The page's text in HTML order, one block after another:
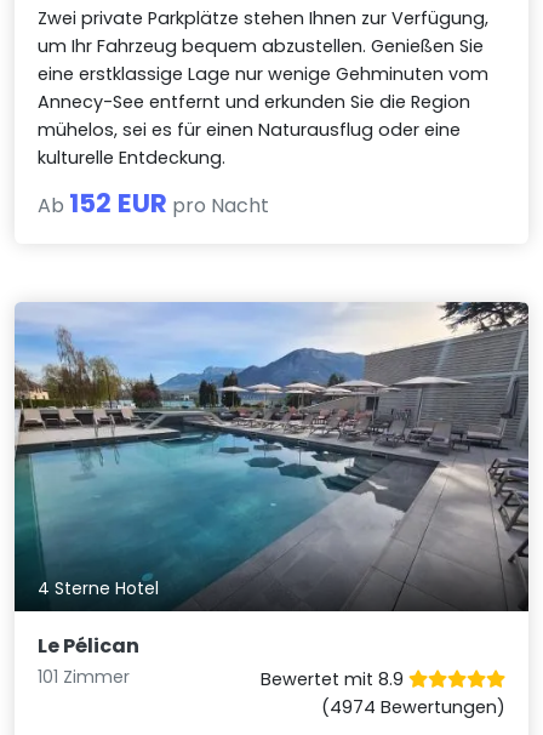
Zwei private Parkplätze stehen Ihnen zur Verfügung,
um Ihr Fahrzeug bequem abzustellen. Genießen Sie
eine erstklassige Lage nur wenige Gehminuten vom
Annecy-See entfernt und erkunden Sie die Region
mühelos, sei es für einen Naturausflug oder eine
kulturelle Entdeckung.
Ab 152 EUR pro Nacht
4 Sterne Hotel
Le Pélican
101 Zimmer
Bewertet mit 8.9
(4974 Bewertungen)